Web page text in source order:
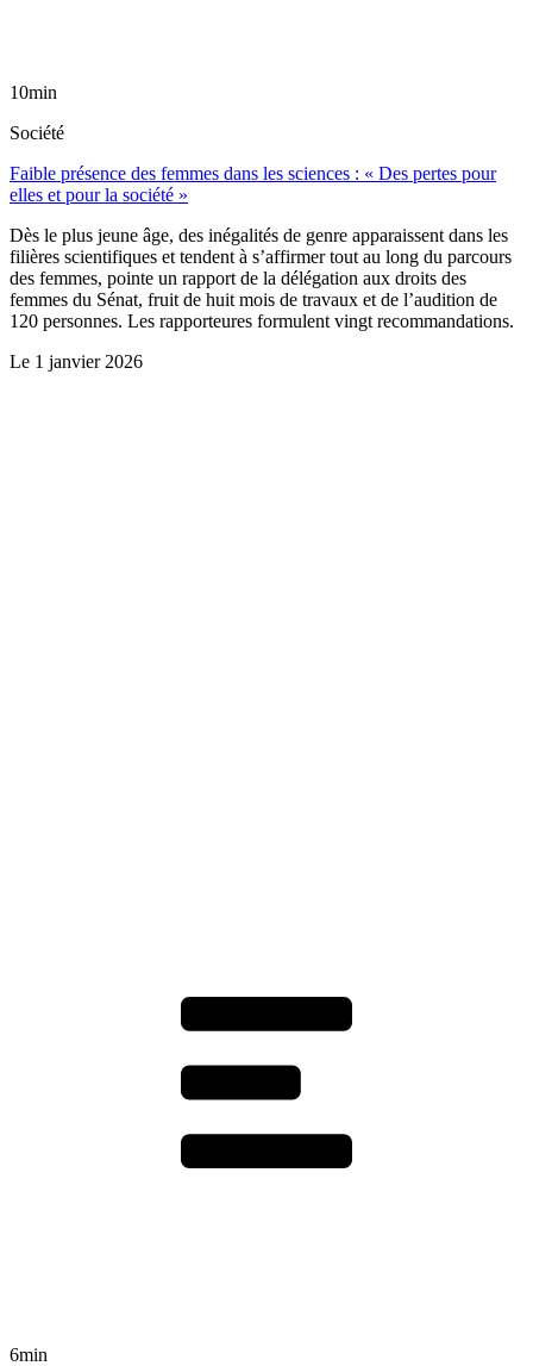
10min
Société
Faible présence des femmes dans les sciences : « Des pertes pour
elles et pour la société »
Dès le plus jeune âge, des inégalités de genre apparaissent dans les
filières scientifiques et tendent à s’affirmer tout au long du parcours
des femmes, pointe un rapport de la délégation aux droits des
femmes du Sénat, fruit de huit mois de travaux et de l’audition de
120 personnes. Les rapporteures formulent vingt recommandations.
Le 1 janvier 2026
6min